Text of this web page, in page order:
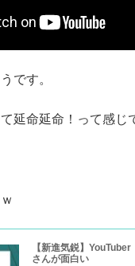
です。
延命延命！って感じ
【新進気鋭】
さんが面白い